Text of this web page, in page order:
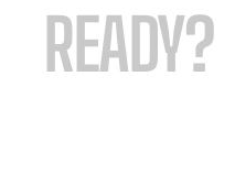
READY?